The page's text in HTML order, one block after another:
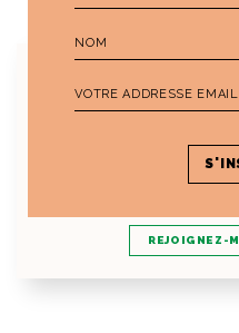
Envie de faire le
moi dans la ville
REJOIGNEZ-